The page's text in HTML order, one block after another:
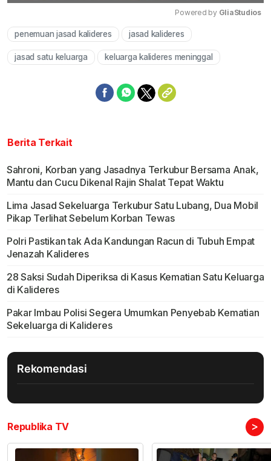
Powered by GliaStudios
penemuan jasad kalideres jasad kalideres
jasad satu keluarga keluarga kalideres meninggal
Berita Terkait
Sahroni, Korban yang Jasadnya Terkubur Bersama Anak,
Mantu dan Cucu Dikenal Rajin Shalat Tepat Waktu
Lima Jasad Sekeluarga Terkubur Satu Lubang, Dua Mobil
Pikap Terlihat Sebelum Korban Tewas
Polri Pastikan tak Ada Kandungan Racun di Tubuh Empat
Jenazah Kalideres
28 Saksi Sudah Diperiksa di Kasus Kematian Satu Keluarga
di Kalideres
Pakar Imbau Polisi Segera Umumkan Penyebab Kematian
Sekeluarga di Kalideres
Rekomendasi
Republika TV >